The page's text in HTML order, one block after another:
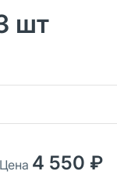
шт
Цена 4 550 ₽